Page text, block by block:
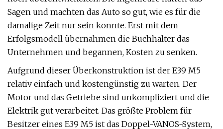
Sagen und machten das Auto so gut, wie es für die
damalige Zeit nur sein konnte. Erst mit dem
Erfolgsmodell übernahmen die Buchhalter das
Unternehmen und begannen, Kosten zu senken.
Aufgrund dieser Überkonstruktion ist der E39 M5
relativ einfach und kostengünstig zu warten. Der
Motor und das Getriebe sind unkompliziert und die
Elektrik gut verarbeitet. Das größte Problem für
Besitzer eines E39 M5 ist das Doppel-VANOS-System,